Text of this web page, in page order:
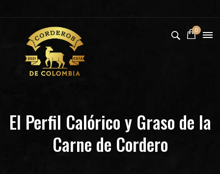
0
El Perfil Calórico y Graso de la
Carne de Cordero